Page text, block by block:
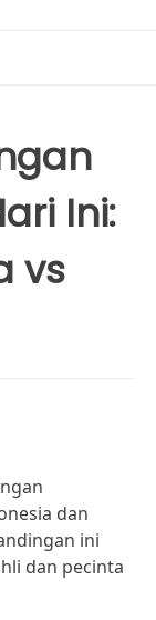
Ini:
vs
dan
ini
dan pecinta